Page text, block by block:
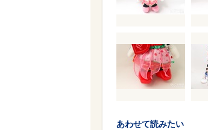
あわせて読みたい